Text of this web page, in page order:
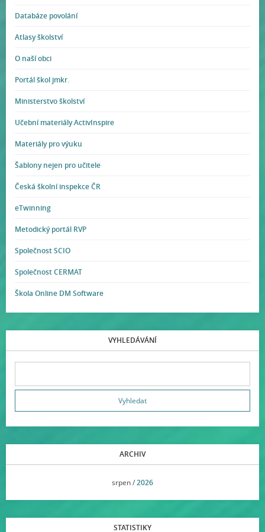
Databáze povolání
Atlasy školství
O naší obci
Portál škol jmkr.
Ministerstvo školství
Učební materiály ActivInspire
Materiály pro výuku
Šablony nejen pro učitele
Česká školní inspekce ČR
eTwinning
Metodický portál RVP
Společnost SCIO
Společnost CERMAT
Škola Online DM Software
VYHLEDÁVÁNÍ
ARCHIV
srpen /2026
STATISTIKY